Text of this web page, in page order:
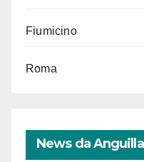
Fiumicino
Roma
News da